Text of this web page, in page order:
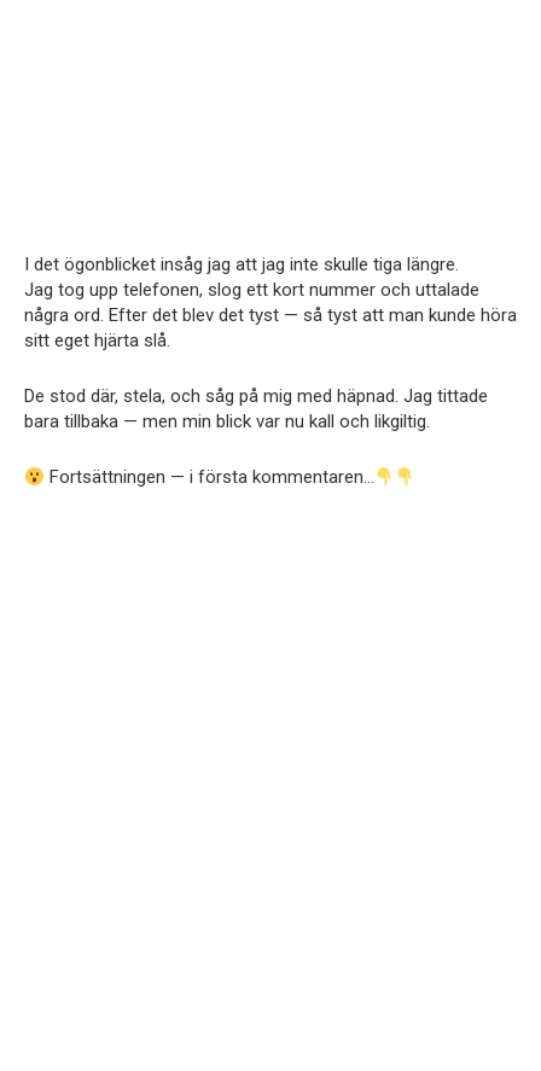
I det ögonblicket insåg jag att jag inte skulle tiga längre.
Jag tog upp telefonen, slog ett kort nummer och uttalade
några ord. Efter det blev det tyst — så tyst att man kunde höra
sitt eget hjärta slå.
De stod där, stela, och såg på mig med häpnad. Jag tittade
bara tillbaka — men min blick var nu kall och likgiltig.
Fortsättningen — i första kommentaren…